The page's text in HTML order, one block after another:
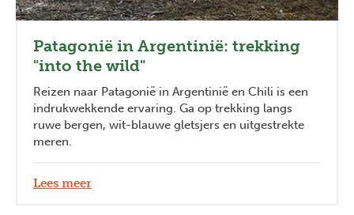
Patagonië in Argentinië: trekking
"into the wild"
Reizen naar Patagonië in Argentinië en Chili is een
indrukwekkende ervaring. Ga op trekking langs
ruwe bergen, wit-blauwe gletsjers en uitgestrekte
meren.
Lees meer